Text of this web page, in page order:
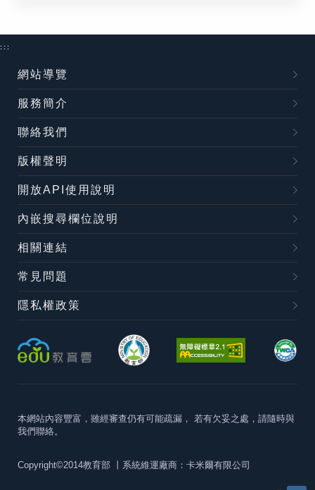
:::
網站導覽
服務簡介
聯絡我們
版權聲明
開放API使用說明
內嵌搜尋欄位說明
相關連結
常見問題
隱私權政策
本網站內容豐富，雖經審查仍有可能疏漏， 若有欠妥之處，請隨時與
我們聯絡。
Copyright©2014教育部 丨系統維運廠商：卡米爾有限公司